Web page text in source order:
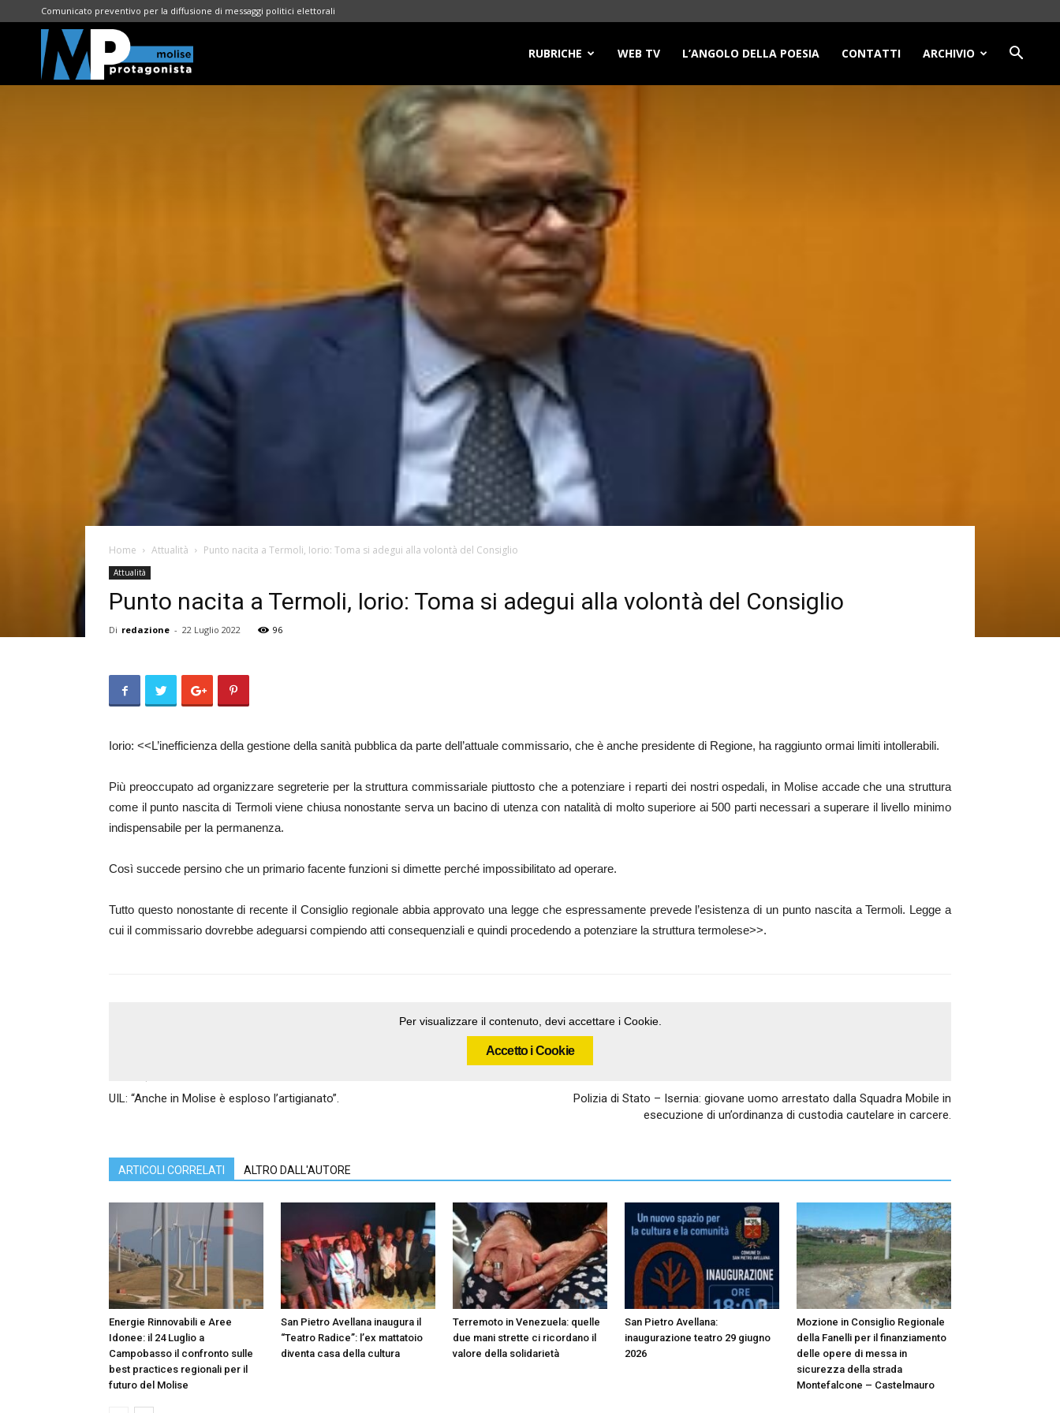
Comunicato preventivo per la diffusione di messaggi politici elettorali
RUBRICHE WEB TV L’ANGOLO DELLA POESIA CONTATTI ARCHIVIO
Home Attualità Punto nacita a Termoli, Iorio: Toma si adegui alla volontà del Consiglio
Attualità
Punto nacita a Termoli, Iorio: Toma si adegui alla volontà del Consiglio
Di redazione - 22 Luglio 2022 96
Iorio: <<L’inefficienza della gestione della sanità pubblica da parte dell’attuale commissario, che è anche presidente di Regione, ha raggiunto ormai limiti intollerabili.
Più preoccupato ad organizzare segreterie per la struttura commissariale piuttosto che a potenziare i reparti dei nostri ospedali, in Molise accade che una struttura
come il punto nascita di Termoli viene chiusa nonostante serva un bacino di utenza con natalità di molto superiore ai 500 parti necessari a superare il livello minimo
indispensabile per la permanenza.
Così succede persino che un primario facente funzioni si dimette perché impossibilitato ad operare.
Tutto questo nonostante di recente il Consiglio regionale abbia approvato una legge che espressamente prevede l’esistenza di un punto nascita a Termoli. Legge a
cui il commissario dovrebbe adeguarsi compiendo atti consequenziali e quindi procedendo a potenziare la struttura termolese>>.
Per visualizzare il contenuto, devi accettare i Cookie.
Accetto i Cookie
UIL: “Anche in Molise è esploso l’artigianato”.
Polizia di Stato – Isernia: giovane uomo arrestato dalla Squadra Mobile in
esecuzione di un’ordinanza di custodia cautelare in carcere.
ARTICOLI CORRELATI ALTRO DALL'AUTORE
Energie Rinnovabili e Aree
Idonee: il 24 Luglio a
Campobasso il confronto sulle
best practices regionali per il
futuro del Molise
San Pietro Avellana inaugura il
“Teatro Radice”: l’ex mattatoio
diventa casa della cultura
Terremoto in Venezuela: quelle
due mani strette ci ricordano il
valore della solidarietà
San Pietro Avellana:
inaugurazione teatro 29 giugno
2026
Mozione in Consiglio Regionale
della Fanelli per il finanziamento
delle opere di messa in
sicurezza della strada
Montefalcone – Castelmauro